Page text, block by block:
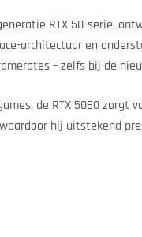
RTX 50-serie,
architectuur en
– zelfs bij de
de RTX 5060 zorgt
hij uitstekend